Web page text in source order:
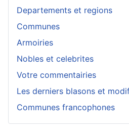
Departements et regions
Communes
Armoiries
Nobles et celebrites
Votre commentairies
Les derniers blasons et
Communes francophones